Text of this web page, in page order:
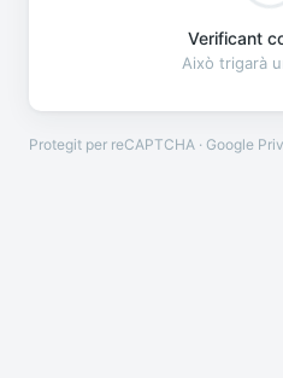
Verificant
Això trigarà
Protegit per reCAPTCHA · Google